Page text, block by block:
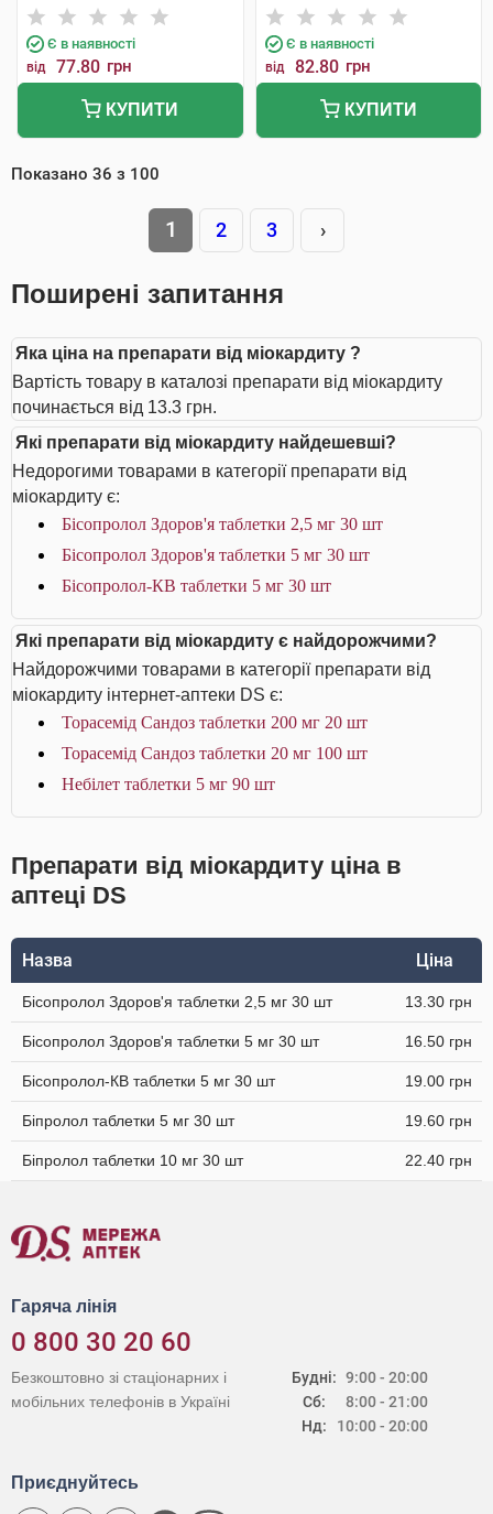
Є в наявності
від 77.80 грн
КУПИТИ
Є в наявності
від 82.80 грн
КУПИТИ
Показано 36 з 100
1 2 3 ›
Поширені запитання
Яка ціна на препарати від міокардиту ?
Вартість товару в каталозі препарати від міокардиту
починається від 13.3 грн.
Які препарати від міокардиту найдешевші?
Недорогими товарами в категорії препарати від
міокардиту є:
Бісопролол Здоров'я таблетки 2,5 мг 30 шт
Бісопролол Здоров'я таблетки 5 мг 30 шт
Бісопролол-КВ таблетки 5 мг 30 шт
Які препарати від міокардиту є найдорожчими?
Найдорожчими товарами в категорії препарати від
міокардиту інтернет-аптеки DS є:
Торасемід Сандоз таблетки 200 мг 20 шт
Торасемід Сандоз таблетки 20 мг 100 шт
Небілет таблетки 5 мг 90 шт
Препарати від міокардиту ціна в
аптеці DS
Назва Ціна
Бісопролол Здоров'я таблетки 2,5 мг 30 шт 13.30 грн
Бісопролол Здоров'я таблетки 5 мг 30 шт 16.50 грн
Бісопролол-КВ таблетки 5 мг 30 шт 19.00 грн
Біпролол таблетки 5 мг 30 шт 19.60 грн
Біпролол таблетки 10 мг 30 шт 22.40 грн
Гаряча лінія
0 800 30 20 60
Будні:
Сб:
Нд:
9:00 - 20:00
8:00 - 21:00
10:00 - 20:00
Безкоштовно зі стаціонарних і
мобільних телефонів в Україні
Приєднуйтесь